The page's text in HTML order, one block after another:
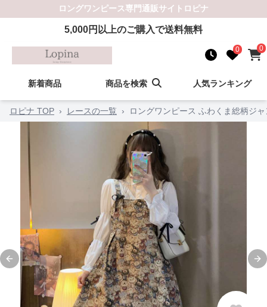
ロングワンピース専門通販サイト ロピナ
5,000円以上のご購入で送料無料
0 0
新着商品 商品を検索 人気ランキング
ロピナ TOP › レースの一覧 › ロングワンピース ふわくま総柄ジ
Previous slide